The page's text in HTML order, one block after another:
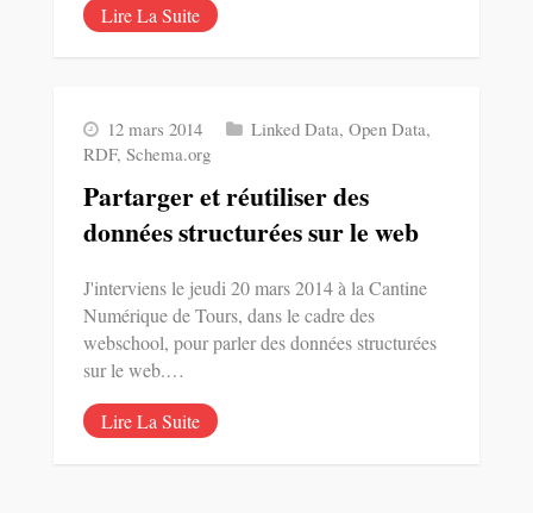
Lire La Suite
12 mars 2014 Linked Data, Open Data,
RDF, Schema.org
Partarger et réutiliser des
données structurées sur le web
J'interviens le jeudi 20 mars 2014 à la Cantine
Numérique de Tours, dans le cadre des
webschool, pour parler des données structurées
sur le web.…
Lire La Suite